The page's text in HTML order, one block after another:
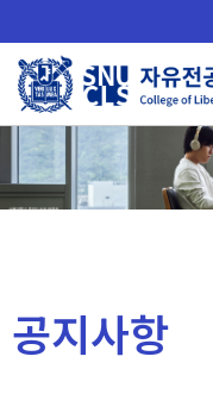
로
메
공지사항